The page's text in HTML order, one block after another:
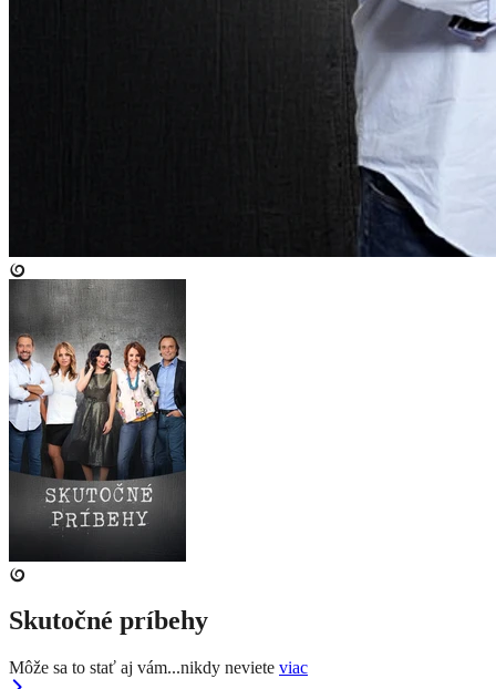
Skutočné príbehy
Môže sa to stať aj vám...nikdy neviete viac